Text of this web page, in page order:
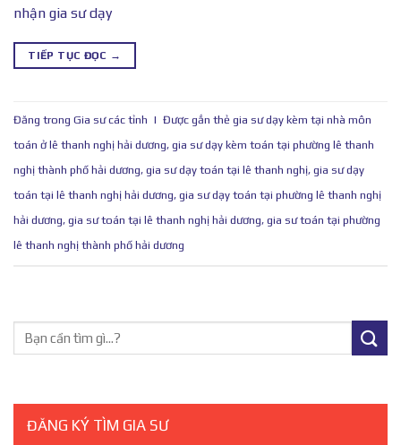
nhận gia sư dạy
TIẾP TỤC ĐỌC →
Đăng trong Gia sư các tỉnh | Được gắn thẻ gia sư dạy kèm tại nhà môn
toán ở lê thanh nghị hải dương, gia sư dạy kèm toán tại phường lê thanh
nghị thành phố hải dương, gia sư dạy toán tại lê thanh nghị, gia sư dạy
toán tại lê thanh nghị hải dương, gia sư dạy toán tại phường lê thanh nghị
hải dương, gia sư toán tại lê thanh nghị hải dương, gia sư toán tại phường
lê thanh nghị thành phố hải dương
ĐĂNG KÝ TÌM GIA SƯ